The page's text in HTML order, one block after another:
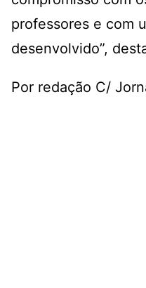
professores e com
desenvolvido”,
Por redação C/